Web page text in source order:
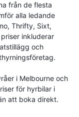
från de flesta
alla ledande
Thrifty, Sixt,
inkluderar
och
i Melbourne och
för hyrbilar i
att boka direkt.